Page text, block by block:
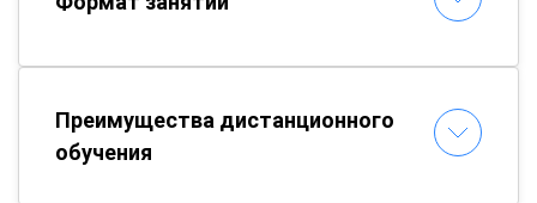
Преимущества дистанционного
обучения